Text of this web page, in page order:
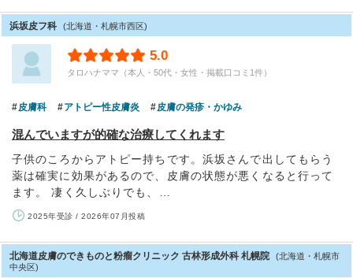
浜坂皮フ科 (北海道・札幌市西区)
5.0
タロハナママ（本人・50代・女性・掲載口コミ1件）
皮膚科 アトピー性皮膚炎 皮膚の発疹・かゆみ
混んでいますが的確な治療してくれます
子供のころからアトピー持ちです。浜坂さんで出してもらう
薬は確実に効果があるので、皮膚の状態が悪くなると行って
ます。 凄く久しぶりでも、…
2025年受診 / 2026年07月投稿
北海道皮膚のできものと粉瘤クリニック 古林形成外科 札幌院
(北海道・札幌市
中央区)